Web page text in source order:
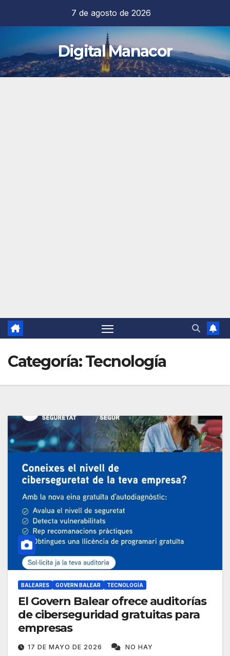
contenido
7 de agosto de 2026
Digital Manacor
Categoría:Tecnología
BALEARES GOVERN BALEAR TECNOLOGÍA
El Govern Balear ofrece auditorías
de ciberseguridad gratuitas para
empresas
17 DE MAYO DE 2026
NO HAY